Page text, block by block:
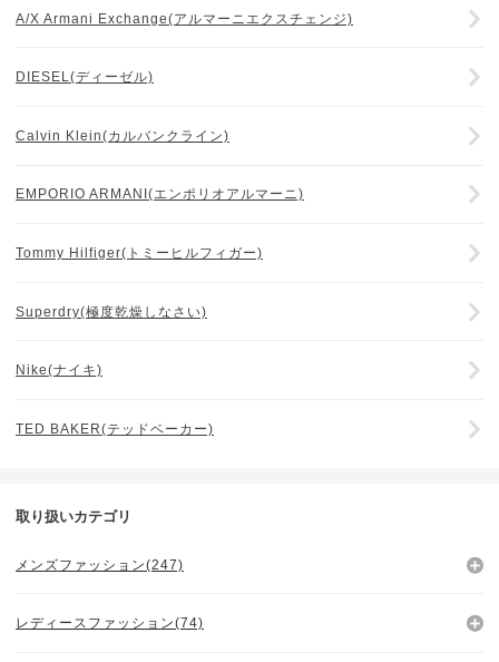
A/X Armani Exchange(アルマーニエクスチェンジ)
DIESEL(ディーゼル)
Calvin Klein(カルバンクライン)
EMPORIO ARMANI(エンポリオアルマーニ)
Tommy Hilfiger(トミーヒルフィガー)
Superdry(極度乾燥しなさい)
Nike(ナイキ)
TED BAKER(テッドベーカー)
取り扱いカテゴリ
メンズファッション(247)
レディースファッション(74)